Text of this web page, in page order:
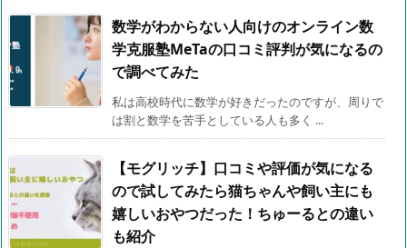
数学がわからない人向けのオンライン数
学克服塾MeTaの口コミ評判が気になるの
で調べてみた
私は高校時代に数学が好きだったのですが、周りで
は割と数学を苦手としている人も多く ...
【モグリッチ】口コミや評価が気になる
ので試してみたら猫ちゃんや飼い主にも
嬉しいおやつだった！ちゅーるとの違い
も紹介